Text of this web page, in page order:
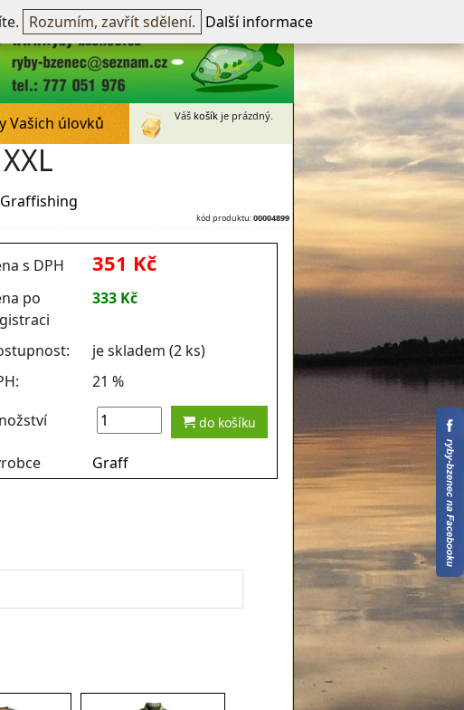
Nepřihlášen -přihlásit~Registrovat
Vašich úlovků Váš košík je prázdný.
Graffishing
kód produktu:00004899
s DPH 351 Kč
po
333 Kč
je skladem (2 ks)
21 %
do košíku
Graff
Rozumím, zavřít sdělení. Další informace